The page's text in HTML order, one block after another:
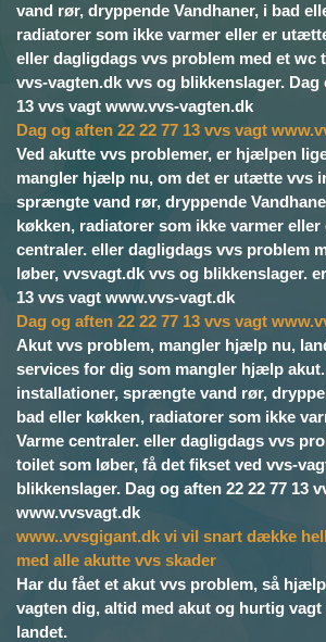
vand rør, dryppende Vandhaner, i bad
radiatorer som ikke varmer eller er
eller dagligdags vvs problem med et wc
vvs-vagten.dk vvs og blikkenslager. Dag
13 vvs vagt www.vvs-vagten.dk
Dag og aften 22 22 77 13 vvs vagt
Ved akutte vvs problemer, er hjælpen
mangler hjælp nu, om det er utætte vvs
sprængte vand rør, dryppende
køkken, radiatorer som ikke varmer
centraler. eller dagligdags vvs problem
løber, vvsvagt.dk vvs og blikkenslager.
13 vvs vagt www.vvs-vagt.dk
Dag og aften 22 22 77 13 vvs vagt
Akut vvs problem, mangler hjælp nu,
services for dig som mangler hjælp
installationer, sprængte vand rør,
bad eller køkken, radiatorer som ikke
Varme centraler. eller dagligdags vvs
toilet som løber, få det fikset ved vvs-
blikkenslager. Dag og aften 22 22 77 13
www.vvsvagt.dk
www..vvsgigant.dk vi vil snart dække
med alle akutte vvs skader
Har du fået et akut vvs problem, så
vagten dig, altid med akut og hurtig vagt
landet.